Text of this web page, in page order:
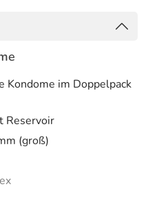
Kondome im Doppelpack
Reservoir
(groß)